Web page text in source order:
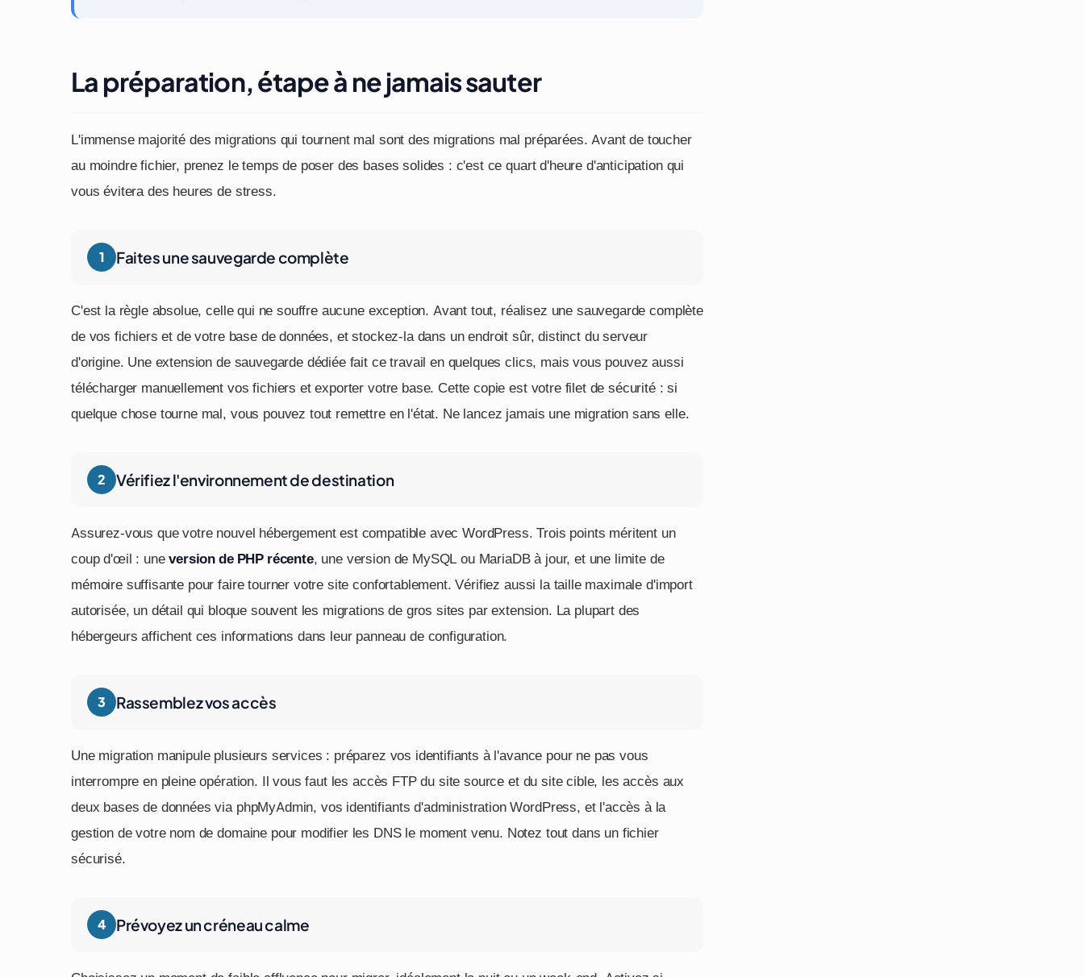
La préparation, étape à ne jamais sauter
L'immense majorité des migrations qui tournent mal sont des migrations mal préparées. Avant de toucher
au moindre fichier, prenez le temps de poser des bases solides : c'est ce quart d'heure d'anticipation qui
vous évitera des heures de stress.
Faites une sauvegarde complète
C'est la règle absolue, celle qui ne souffre aucune exception. Avant tout, réalisez une sauvegarde complète
de vos fichiers et de votre base de données, et stockez-la dans un endroit sûr, distinct du serveur
d'origine. Une extension de sauvegarde dédiée fait ce travail en quelques clics, mais vous pouvez aussi
télécharger manuellement vos fichiers et exporter votre base. Cette copie est votre filet de sécurité : si
quelque chose tourne mal, vous pouvez tout remettre en l'état. Ne lancez jamais une migration sans elle.
Vérifiez l'environnement de destination
Assurez-vous que votre nouvel hébergement est compatible avec WordPress. Trois points méritent un
coup d'œil : uneversion de PHP récente, une version de MySQL ou MariaDB à jour, et une limite de
mémoire suffisante pour faire tourner votre site confortablement. Vérifiez aussi la taille maximale d'import
autorisée, un détail qui bloque souvent les migrations de gros sites par extension. La plupart des
hébergeurs affichent ces informations dans leur panneau de configuration.
Rassemblez vos accès
Une migration manipule plusieurs services : préparez vos identifiants à l'avance pour ne pas vous
interrompre en pleine opération. Il vous faut les accès FTP du site source et du site cible, les accès aux
deux bases de données via phpMyAdmin, vos identifiants d'administration WordPress, et l'accès à la
gestion de votre nom de domaine pour modifier les DNS le moment venu. Notez tout dans un fichier
sécurisé.
Prévoyez un créneau calme